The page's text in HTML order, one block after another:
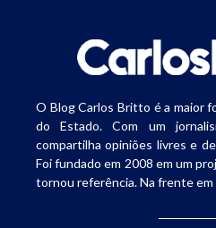
O Blog Carlos Britto é a maior
do Estado. Com um
compartilha opiniões livres e
Foi fundado em 2008 em um
tornou referência. Na frente